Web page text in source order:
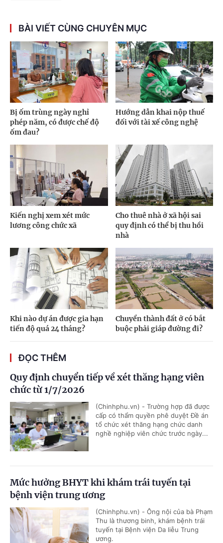
BÀI VIẾT CÙNG CHUYÊN MỤC
Bị ốm trùng ngày nghỉ
phép năm, có được chế độ
ốm đau?
Hướng dẫn khai nộp thuế
đối với tài xế công nghệ
Kiến nghị xem xét mức
lương công chức xã
Cho thuê nhà ở xã hội sai
quy định có thể bị thu hồi
nhà
Khi nào dự án được gia hạn
tiến độ quá 24 tháng?
Chuyển thành đất ở có bắt
buộc phải giáp đường đi?
ĐỌC THÊM
Quy định chuyển tiếp về xét thăng hạng viên
chức từ 1/7/2026
(Chinhphu.vn) - Trường hợp đã được
cấp có thẩm quyền phê duyệt Đề án
tổ chức xét thăng hạng chức danh
nghề nghiệp viên chức trước ngày...
Mức hưởng BHYT khi khám trái tuyến tại
bệnh viện trung ương
(Chinhphu.vn) - Ông nội của bà Phạm
Thu là thương binh, khám bệnh trái
tuyến tại Bệnh viện Da liễu Trung
ương.